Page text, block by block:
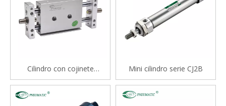
Cilindro con cojinete
deslizante tipo varilla doble
serie STM
Mini cilindro serie CJ2B